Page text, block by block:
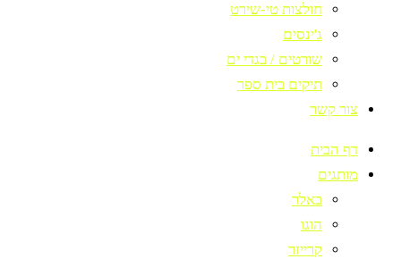
חולצות טי-שירט
ג'ינסים
שורטים / בגדי ים
תיקים בית ספר
צור קשר
דף הבית
מותגים
באלר
הוגו
קרייזר